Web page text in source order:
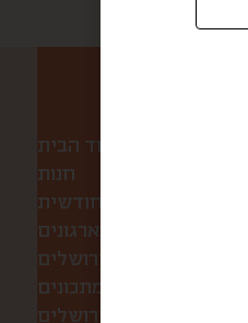
עמוד הבית
חנות
קופסת הפתעה חודשית
לחברות ולארגונים
סיורי אוכל בירושלים
מתכונים